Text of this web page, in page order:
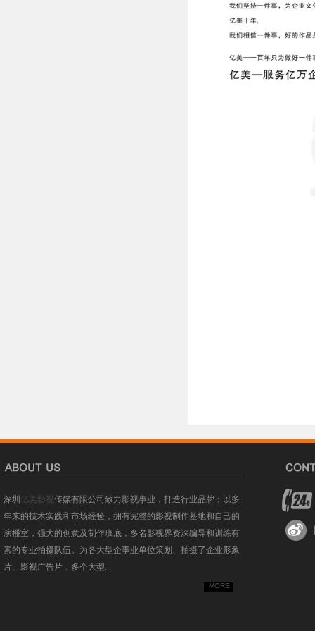
深圳 亿美影视传媒有限公司致力影视事业，打造行业品牌；以多
年来的技术实践和市场经验，拥有完整的影视制作基地和自己的
演播室，强大的创意及制作班底，多名影视界资深编导和训练有
素的专业拍摄队伍。为各大型企事业单位策划、拍摄了企业形象
片、影视广告片，多个大型....
MORE